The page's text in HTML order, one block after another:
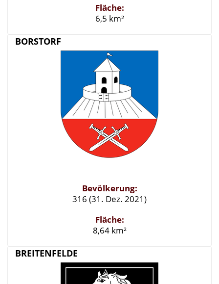
Fläche:
6,5 km²
BORSTORF
Bevölkerung:
316 (31. Dez. 2021)
Fläche:
8,64 km²
BREITENFELDE